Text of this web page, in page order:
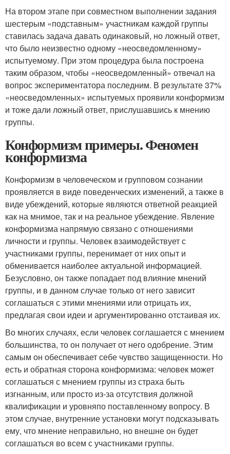
На втором этапе при совместном выполнении задания
шестерым «подставным» участникам каждой группы
ставилась задача давать одинаковый, но ложный ответ,
что было неизвестно одному «неосведомленному»
испытуемому. При этом процедура была построена
таким образом, чтобы «неосведомленный» отвечал на
вопрос экспериментатора последним. В результате 37%
«неосведомленных» испытуемых проявили конформизм
и тоже дали ложный ответ, прислушавшись к мнению
группы.
Конформизм примеры. Феномен
конформизма
Конформизм в человеческом и групповом сознании
проявляется в виде поведенческих изменений, а также в
виде убеждений, которые являются ответной реакцией
как на мнимое, так и на реальное убеждение. Явление
конформизма напрямую связано с отношениями
личности и группы. Человек взаимодействует с
участниками группы, перенимает от них опыт и
обменивается наиболее актуальной информацией.
Безусловно, он также попадает под влияние мнений
группы, и в данном случае только от него зависит
соглашаться с этими мнениями или отрицать их,
предлагая свои идеи и аргументированно отстаивая их.
Во многих случаях, если человек соглашается с мнением
большинства, то он получает от него одобрение. Этим
самым он обеспечивает себе чувство защищенности. Но
есть и обратная сторона конформизма: человек может
соглашаться с мнением группы из страха быть
изгнанным, или просто из-за отсутствия должной
квалификации и уровняпо поставленному вопросу. В
этом случае, внутренние установки могут подсказывать
ему, что мнение неправильно, но внешне он будет
соглашаться во всем с участниками группы.